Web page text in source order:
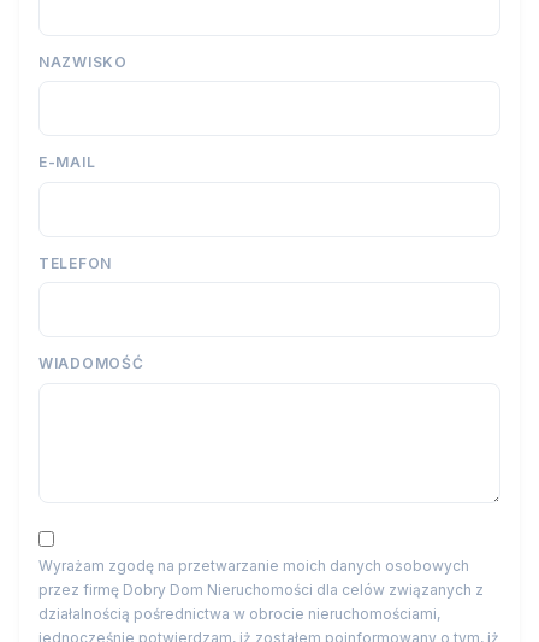
NAZWISKO
E-MAIL
TELEFON
WIADOMOŚĆ
Wyrażam zgodę na przetwarzanie moich danych osobowych
przez firmę Dobry Dom Nieruchomości dla celów związanych z
działalnością pośrednictwa w obrocie nieruchomościami,
jednocześnie potwierdzam, iż zostałem poinformowany o tym, iż